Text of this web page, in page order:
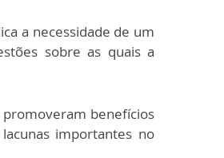
a necessidade de um
sobre as quais a
promoveram benefícios
importantes no